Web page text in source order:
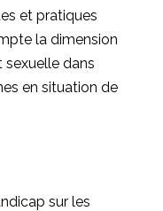
et pratiques
la dimension
sexuelle dans
en situation de
sur les